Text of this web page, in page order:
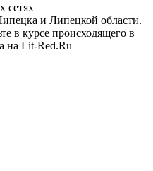
сетях
и Липецкой области.
в курсе происходящего в
на Lit-Red.Ru